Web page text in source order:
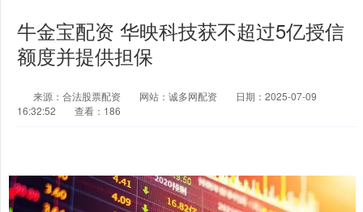
牛金宝配资 华映科技获不超过5亿授信
额度并提供担保
来源：合法股票配资 网站：诚多网配资
日期：2025-07-09
16:32:52
查看：186